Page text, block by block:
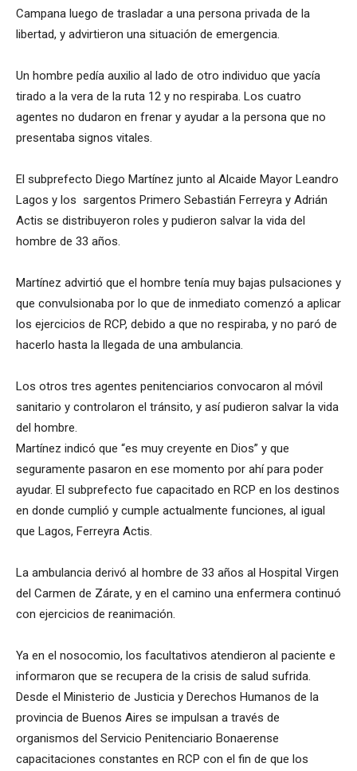
Campana luego de trasladar a una persona privada de la
libertad, y advirtieron una situación de emergencia.
Un hombre pedía auxilio al lado de otro individuo que yacía
tirado a la vera de la ruta 12 y no respiraba. Los cuatro
agentes no dudaron en frenar y ayudar a la persona que no
presentaba signos vitales.
El subprefecto Diego Martínez junto al Alcaide Mayor Leandro
Lagos y los sargentos Primero Sebastián Ferreyra y Adrián
Actis se distribuyeron roles y pudieron salvar la vida del
hombre de 33 años.
Martínez advirtió que el hombre tenía muy bajas pulsaciones y
que convulsionaba por lo que de inmediato comenzó a aplicar
los ejercicios de RCP, debido a que no respiraba, y no paró de
hacerlo hasta la llegada de una ambulancia.
Los otros tres agentes penitenciarios convocaron al móvil
sanitario y controlaron el tránsito, y así pudieron salvar la vida
del hombre.
Martínez indicó que “es muy creyente en Dios” y que
seguramente pasaron en ese momento por ahí para poder
ayudar. El subprefecto fue capacitado en RCP en los destinos
en donde cumplió y cumple actualmente funciones, al igual
que Lagos, Ferreyra Actis.
La ambulancia derivó al hombre de 33 años al Hospital Virgen
del Carmen de Zárate, y en el camino una enfermera continuó
con ejercicios de reanimación.
Ya en el nosocomio, los facultativos atendieron al paciente e
informaron que se recupera de la crisis de salud sufrida.
Desde el Ministerio de Justicia y Derechos Humanos de la
provincia de Buenos Aires se impulsan a través de
organismos del Servicio Penitenciario Bonaerense
capacitaciones constantes en RCP con el fin de que los